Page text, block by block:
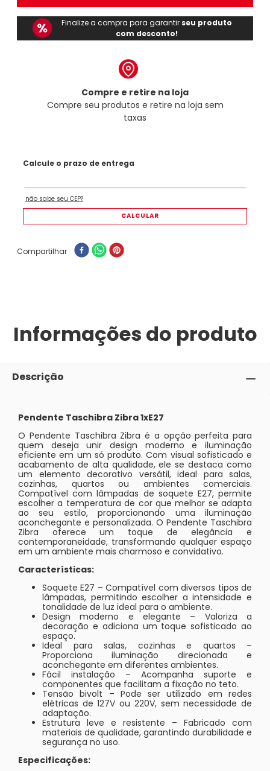
Finalize a compra para garantir seu produto
com desconto!
Compre e retire na loja
Compre seu produtos e retire na loja sem
taxas
Compartilhar
Informações do produto
Descrição
Pendente Taschibra Zibra 1xE27
O Pendente Taschibra Zibra é a opção perfeita para
quem deseja unir design moderno e iluminação
eficiente em um só produto. Com visual sofisticado e
acabamento de alta qualidade, ele se destaca como
um elemento decorativo versátil, ideal para salas,
cozinhas, quartos ou ambientes comerciais.
Compatível com lâmpadas de soquete E27, permite
escolher a temperatura de cor que melhor se adapta
ao seu estilo, proporcionando uma iluminação
aconchegante e personalizada. O Pendente Taschibra
Zibra oferece um toque de elegância e
contemporaneidade, transformando qualquer espaço
em um ambiente mais charmoso e convidativo.
Características:
Soquete E27 – Compatível com diversos tipos de
lâmpadas, permitindo escolher a intensidade e
tonalidade de luz ideal para o ambiente.
Design moderno e elegante – Valoriza a
decoração e adiciona um toque sofisticado ao
espaço.
Ideal para salas, cozinhas e quartos –
Proporciona iluminação direcionada e
aconchegante em diferentes ambientes.
Fácil instalação – Acompanha suporte e
componentes que facilitam a fixação no teto.
Tensão bivolt – Pode ser utilizado em redes
elétricas de 127V ou 220V, sem necessidade de
adaptação.
Estrutura leve e resistente – Fabricado com
materiais de qualidade, garantindo durabilidade e
segurança no uso.
Especificações: